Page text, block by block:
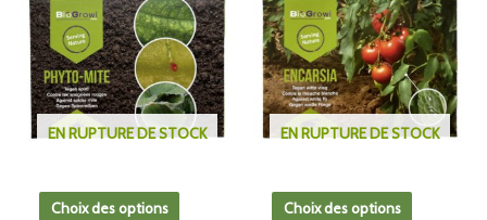
EN RUPTURE DE STOCK
Choix des options
a
plusieurs
variations.
Les
options
être
prix :
€15,70
à
€24,75
EN RUPTURE DE STOCK
Choix des options
a
plusieurs
variations.
Les
options
être
prix :
€16,49
à
€48,76